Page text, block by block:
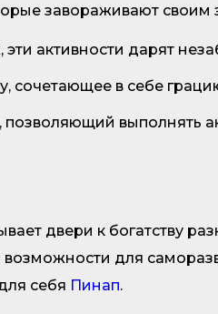
завораживают
активности дарят
сочетающее в себе
выполнять
двери к богатству
для
себя Пинап.